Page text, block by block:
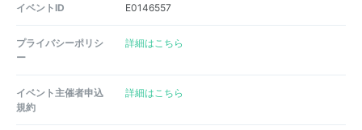
イベントID E0146557
プライバシーポリシ
ー
詳細はこちら
イベント主催者申込
規約
詳細はこちら